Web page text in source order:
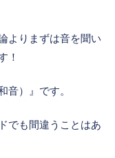
よりまずは音を聞い
！
音）』です。
でも間違うことはあ